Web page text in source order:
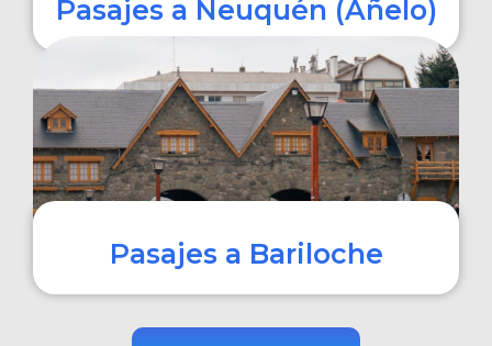
Pasajes a Neuquén (Añelo)
COMPRAR
Pasajes a Bariloche
COMPRAR